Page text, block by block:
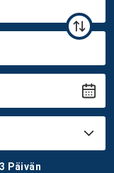
Päivän